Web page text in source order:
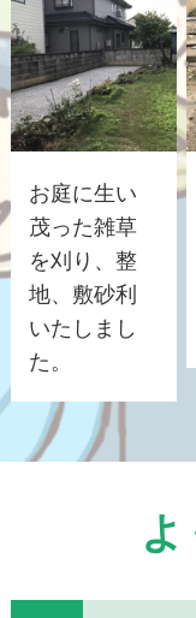
お庭に生い
茂った雑草
を刈り、整
地、敷砂利
いたしまし
た。